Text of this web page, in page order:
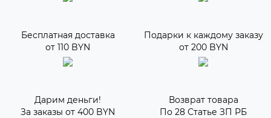
Бесплатная доставка
от 110 BYN
Подарки к каждому заказу
от 200 BYN
Дарим деньги!
За заказы от 400 BYN
Возврат товара
По 28 Статье ЗП РБ